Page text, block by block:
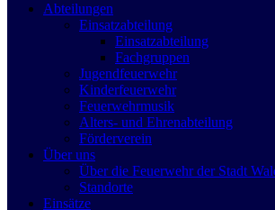
Abteilungen
Einsatzabteilung
Einsatzabteilung
Fachgruppen
Jugendfeuerwehr
Kinderfeuerwehr
Feuerwehrmusik
Alters- und Ehrenabteilung
Förderverein
Über uns
Über die Feuerwehr der Stadt
Standorte
Einsätze